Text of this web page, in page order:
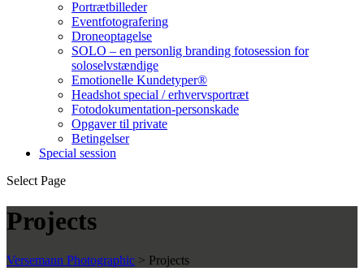
Portrætbilleder
Eventfotografering
Droneoptagelse
SOLO – en personlig branding fotosession for
soloselvstændige
Emotionelle Kundetyper®
Headshot special / erhvervsportræt
Fotodokumentation-personskade
Opgaver til private
Betingelser
Special session
Select Page
Projects
Versemann Photographic > Projects